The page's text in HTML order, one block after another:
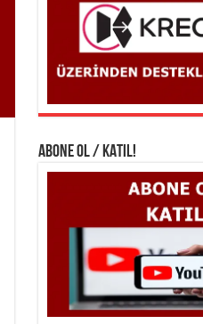
ABONE OL / KATIL!